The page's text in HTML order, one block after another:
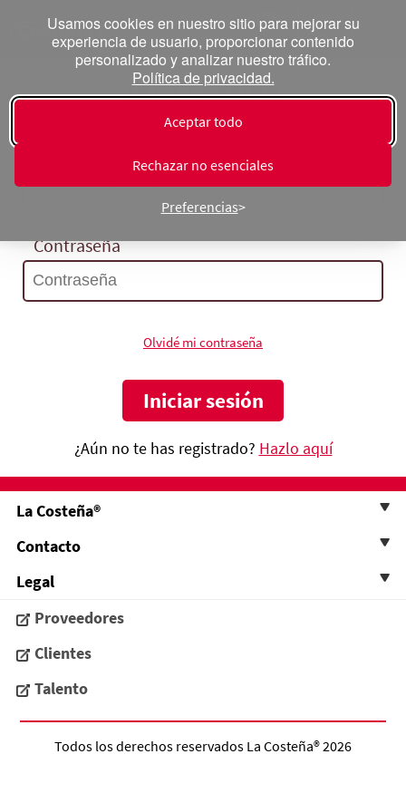
Usamos cookies en nuestro sitio para mejorar su
experiencia de usuario, proporcionar contenido
personalizado y analizar nuestro tráfico.
Política de privacidad.
Aceptar todo
Rechazar no esenciales
Preferencias
Inicia sesión
Contraseña
Olvidé mi contraseña
¿Aún no te has registrado? Hazlo aquí
La Costeña®
Contacto
Legal
Proveedores
Clientes
Talento
Todos los derechos reservados La Costeña®2026